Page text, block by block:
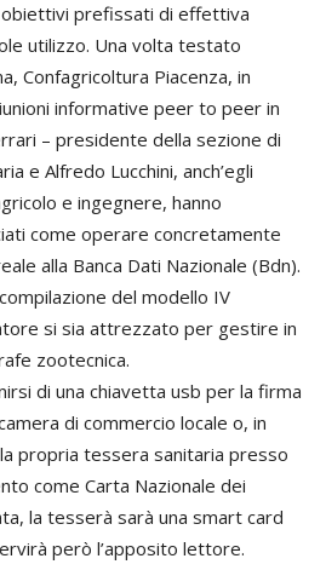
prefissati di effettiva
utilizzo. Una volta testato
Confagricoltura Piacenza, in
informative peer to peer in
– presidente della sezione di
e Alfredo Lucchini, anch’egli
e ingegnere, hanno
come operare concretamente
alla Banca Dati Nazionale (Bdn).
del modello IV
si sia attrezzato per gestire in
zootecnica.
di una chiavetta usb per la firma
di commercio locale o, in
propria tessera sanitaria presso
come Carta Nazionale dei
la tesserà sarà una smart card
però l’apposito lettore.